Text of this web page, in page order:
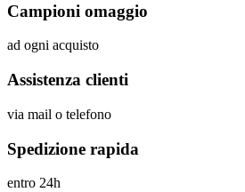
Campioni omaggio
ad ogni acquisto
Assistenza clienti
via mail o telefono
Spedizione rapida
entro 24h